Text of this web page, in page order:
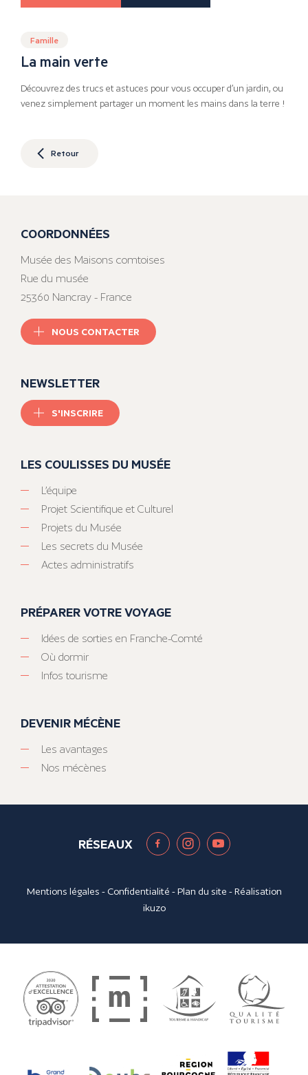
Famille
La main verte
Découvrez des trucs et astuces pour vous occuper d’un jardin, ou
venez simplement partager un moment les mains dans la terre !
Retour
COORDONNÉES
Musée des Maisons comtoises
Rue du musée
25360 Nancray - France
NOUS CONTACTER
NEWSLETTER
S'INSCRIRE
LES COULISSES DU MUSÉE
L’équipe
Projet Scientifique et Culturel
Projets du Musée
Les secrets du Musée
Actes administratifs
PRÉPARER VOTRE VOYAGE
Idées de sorties en Franche-Comté
Où dormir
Infos tourisme
DEVENIR MÉCÈNE
Les avantages
Nos mécènes
RÉSEAUX
Mentions légales - Confidentialité -Plan du site - Réalisation
ikuzo